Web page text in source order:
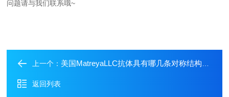
问题请与我们联系哦~
上一个： 美国MatreyaLLC抗体具有哪几条对称结构呢？
返回列表